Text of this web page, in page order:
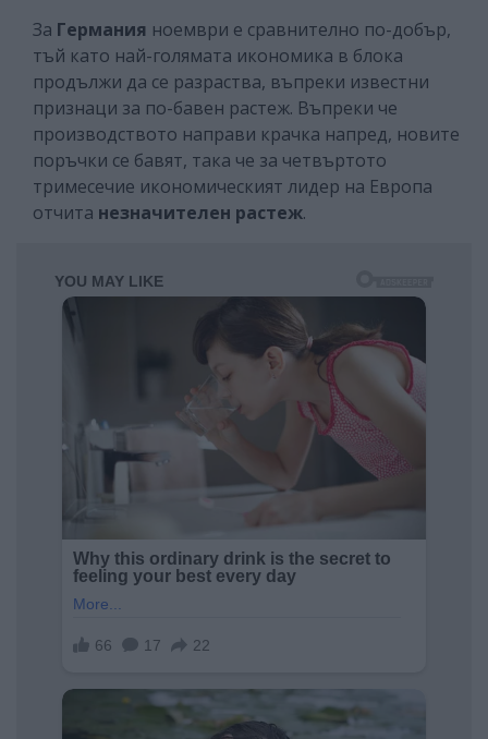
За Германия ноември е сравнително по-добър,
тъй като най-голямата икономика в блока
продължи да се разраства, въпреки известни
признаци за по-бавен растеж. Въпреки че
производството направи крачка напред, новите
поръчки се бавят, така че за четвъртото
тримесечие икономическият лидер на Европа
отчита незначителен растеж.